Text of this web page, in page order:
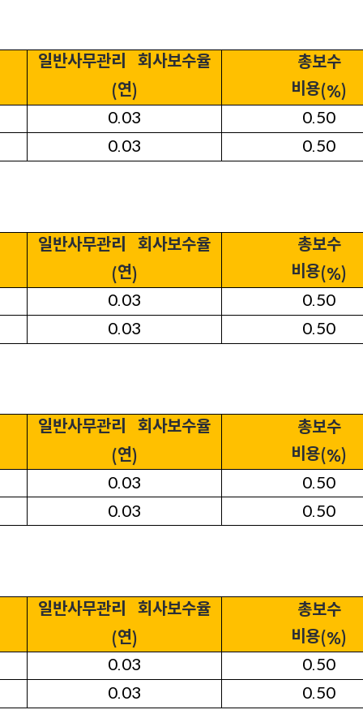
일반사무관리
회사보수율
(연)
총보수
비용(%)
0.03
0.50
0.03 0.50
일반사무관리
회사보수율
(연)
총보수
비용(%)
0.03
0.50
0.03 0.50
일반사무관리
회사보수율
(연)
총보수
비용(%)
0.03
0.50
0.03 0.50
일반사무관리
회사보수율
(연)
총보수
비용(%)
0.03
0.50
0.03 0.50